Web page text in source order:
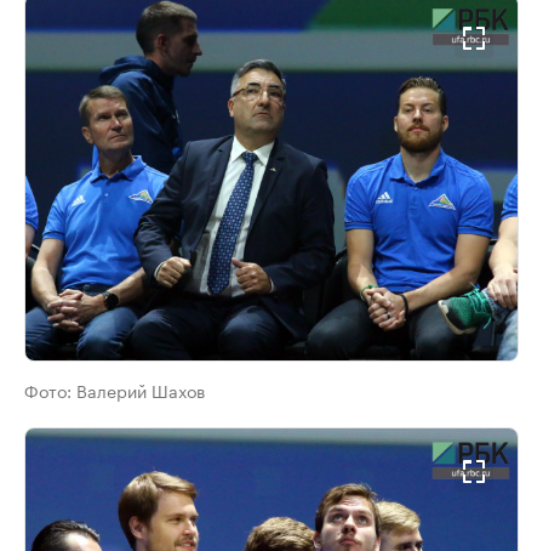
Фото: Валерий Шахов